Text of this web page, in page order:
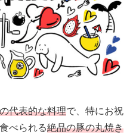
代表的な料理で、特にお祝
べられる絶品の豚の丸焼き